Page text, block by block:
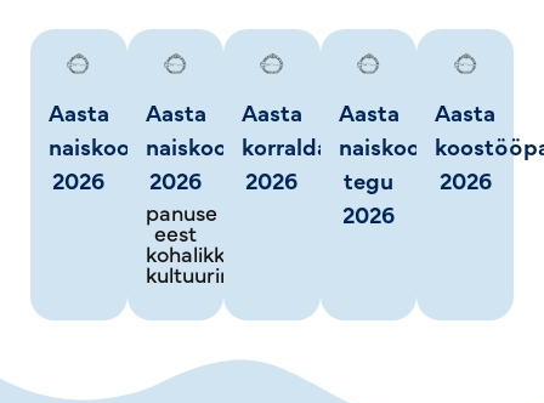
Aasta
naiskoor
2026
Aasta
naiskoor
2026
panuse
eest
kohalikku
kultuuriruumi
Aasta
korraldaja
2026
Aasta
naiskoori
tegu
2026
Aasta
2026